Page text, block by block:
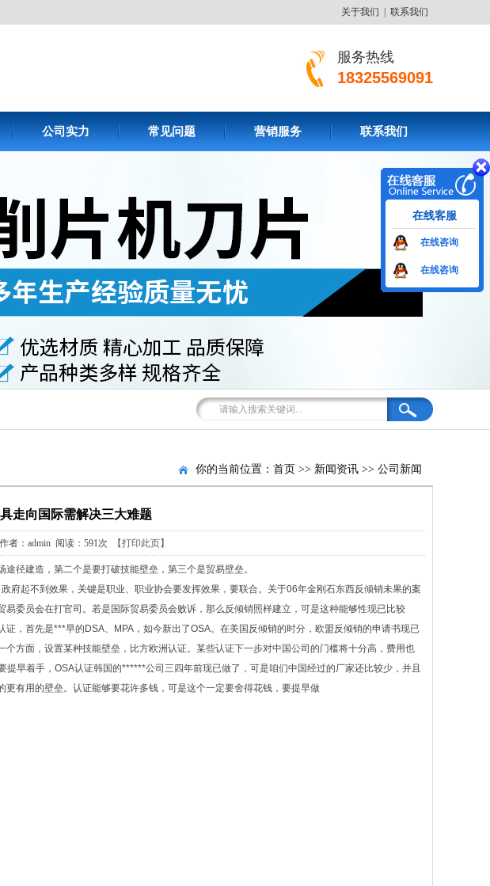
关于我们 联系我们
服务热线
18325569091
公司实力 常见问题 营销服务 联系我们
你的当前位置： 首页 >> 新闻资讯 >> 公司新闻
走向国际需解决三大难题
者：admin 阅读：591次 【打印此页】
径建造，第二个是要打破技能壁垒，第三个是贸易壁垒。
府起不到效果，关键是职业、职业协会要发挥效果，要联合。关于06年金刚石东西反倾销未果的案
委员会在打官司。若是国际贸易委员会败诉，那么反倾销照样建立，可是这种能够性现已比较
，首先是***早的DSA、MPA，如今新出了OSA。在美国反倾销的时分，欧盟反倾销的申请书现已
方面，设置某种技能壁垒，比方欧洲认证。某些认证下一步对中国公司的门槛将十分高，费用也
早着手，OSA认证韩国的******公司三四年前现已做了，可是咱们中国经过的厂家还比较少，并且
有用的壁垒。认证能够要花许多钱，可是这个一定要舍得花钱，要提早做
在线客服
在线咨询
在线咨询